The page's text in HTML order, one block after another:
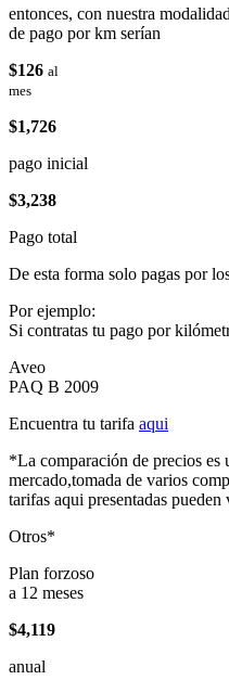
entonces, con nuestra modalidad
de pago por km serían
$126 al
mes
$1,726
pago inicial
$3,238
Pago total
De esta forma solo pagas por
Por ejemplo:
Si contratas tu pago por
Aveo
PAQ B 2009
Encuentra tu tarifa aqui
*La comparación de precios es
mercado,tomada de varios
tarifas aqui presentadas pueden
Otros*
Plan forzoso
a 12 meses
$4,119
anual